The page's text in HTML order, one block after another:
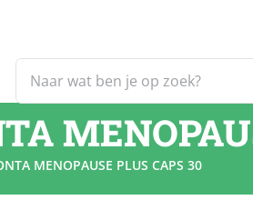
naar:
MENOPAUSE PLUS CAPS 30